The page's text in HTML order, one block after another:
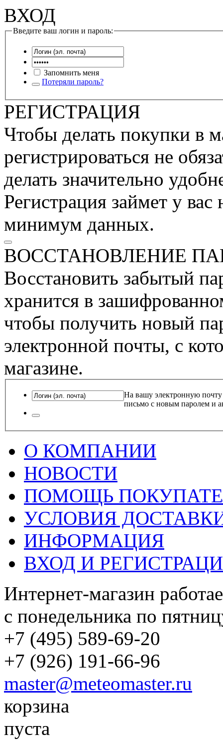
ВХОД
Введите ваш логин и пароль:
Запомнить меня
Потеряли пароль?
РЕГИСТРАЦИЯ
Чтобы делать покупки в
регистрироваться не
делать значительно
Регистрация займет у
минимум данных.
ВОССТАНОВЛЕНИЕ
Восстановить забытый
хранится в
чтобы получить новый
электронной почты, с
магазине.
На вашу электронную почту
письмо с новым паролем и
О КОМПАНИИ
НОВОСТИ
ПОМОЩЬ
УСЛОВИЯ
ИНФОРМАЦИЯ
ВХОД И
Интернет-магазин
с понедельника по
+7 (495) 589-69-20
+7 (926) 191-66-96
master@meteomaster.ru
корзина
пуста